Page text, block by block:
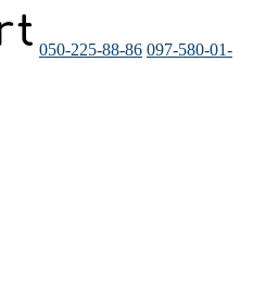
050-225-88-86 097-580-01-